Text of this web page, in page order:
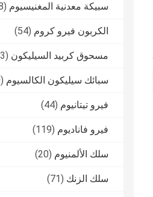
سبيكة معدنية المغنيسيوم (78)
الكربون فيرو كروم (54)
مسحوق كربيد السيليكون (143)
سبائك سيليكون الكالسيوم (19)
فيرو تيتانيوم (44)
فيرو فاناديوم (119)
سلك الألمنيوم (20)
سلك الزنك (71)